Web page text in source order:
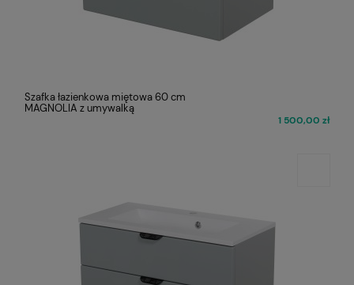
Szafka łazienkowa miętowa 60 cm
MAGNOLIA z umywalką
1 500,00 zł